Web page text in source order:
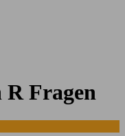
R Fragen